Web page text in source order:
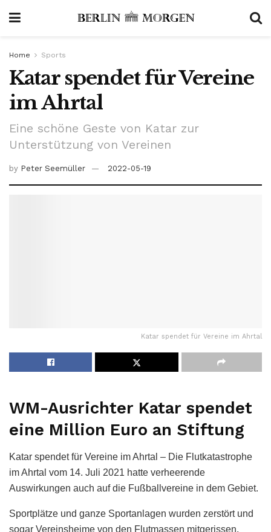
Home Sports
Katar spendet für Vereine
im Ahrtal
Eine schöne Geste von Katar zur
Unterstützung von Vereinen
by Peter Seemüller 2022-05-19
Katar spendet für Vereine im Ahrtal
WM-Ausrichter Katar spendet
eine Million Euro an Stiftung
Katar spendet für Vereine im Ahrtal – Die Flutkatastrophe
im Ahrtal vom 14. Juli 2021 hatte verheerende
Auswirkungen auch auf die Fußballvereine in dem Gebiet.
Sportplätze und ganze Sportanlagen wurden zerstört und
sogar Vereinsheime von den Flutmassen mitgerissen.